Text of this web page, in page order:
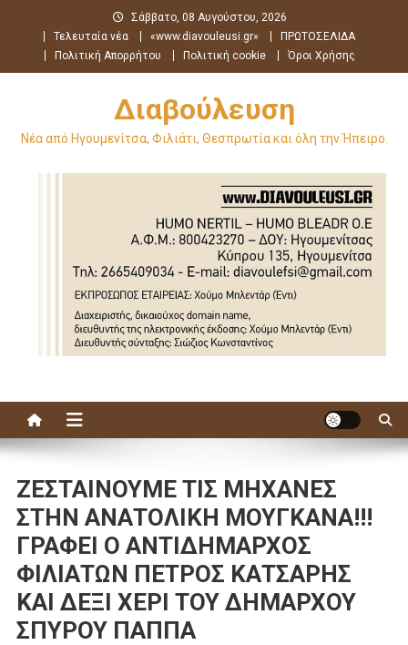
περιεχόμενο
Σάββατο, 08 Αυγούστου, 2026
Τελευταία νέα
«www.diavouleusi.gr»
ΠΡΩΤΟΣΕΛΙΔΑ
Πολιτική Απορρήτου
Πολιτική cookie Όροι Χρήσης
Διαβούλευση
Νέα από Ηγουμενίτσα, Φιλιάτι, Θεσπρωτία και όλη την Ήπειρο.
ΖΕΣΤΑΙΝΟΥΜΕ ΤΙΣ ΜΗΧΑΝΕΣ
ΣΤΗΝ ΑΝΑΤΟΛΙΚΗ ΜΟΥΓΚΑΝΑ!!!
ΓΡΑΦΕΙ Ο ΑΝΤΙΔΗΜΑΡΧΟΣ
ΦΙΛΙΑΤΩΝ ΠΕΤΡΟΣ ΚΑΤΣΑΡΗΣ
ΚΑΙ ΔΕΞΙ ΧΕΡΙ ΤΟΥ ΔΗΜΑΡΧΟΥ
ΣΠΥΡΟΥ ΠΑΠΠΑ